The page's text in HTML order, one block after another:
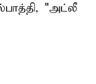
"அட்லீ